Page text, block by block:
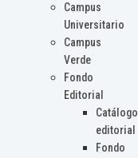
Campus
Universitario
Campus
Verde
Fondo
Editorial
Catálogo
editorial
Fondo